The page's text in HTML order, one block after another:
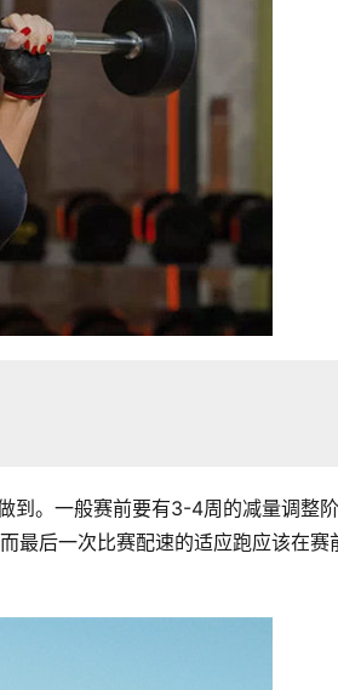
到。一般赛前要有3-4周的减量调整阶
最后一次比赛配速的适应跑应该在赛